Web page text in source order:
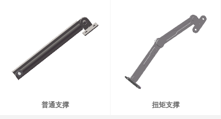
普通支撑 扭矩支撑